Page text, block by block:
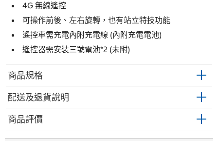
4G 無線遙控
可操作前後、左右旋轉，也有站立特技功能
遙控車需充電內附充電線 (內附充電電池)
遙控器需安裝三號電池*2 (未附)
商品規格
配送及退貨說明
商品評價